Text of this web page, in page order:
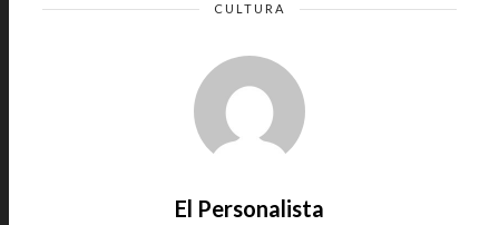
CULTURA
El Personalista